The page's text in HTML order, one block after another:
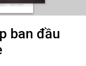
ban đầu